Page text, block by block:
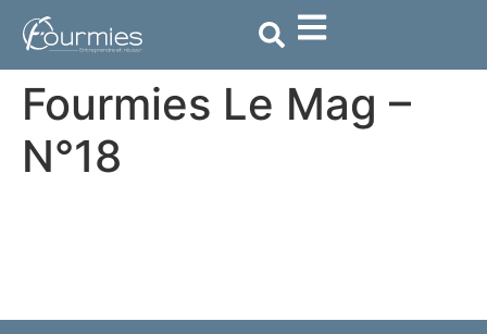
principal
Fourmies Le Mag –
N°18